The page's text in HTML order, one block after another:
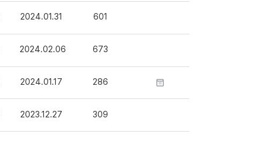
2024.01.31 601
2024.02.06 673
2024.01.17 286
2023.12.27 309